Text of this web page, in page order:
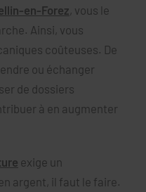
en-Forez, vous le
Ainsi, vous
coûteuses. De
ou échanger
de dossiers
à en augmenter
exige un
argent, il faut le faire.